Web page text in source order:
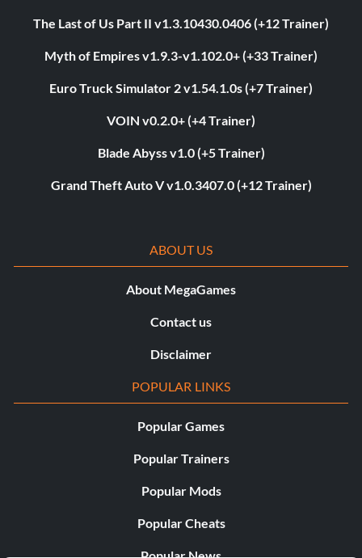
The Last of Us Part II v1.3.10430.0406 (+12 Trainer)
Myth of Empires v1.9.3-v1.102.0+ (+33 Trainer)
Euro Truck Simulator 2 v1.54.1.0s (+7 Trainer)
VOIN v0.2.0+ (+4 Trainer)
Blade Abyss v1.0 (+5 Trainer)
Grand Theft Auto V v1.0.3407.0 (+12 Trainer)
ABOUT US
About MegaGames
Contact us
Disclaimer
POPULAR LINKS
Popular Games
Popular Trainers
Popular Mods
Popular Cheats